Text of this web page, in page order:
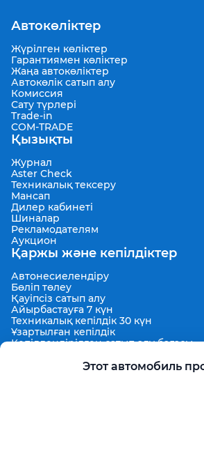
Этот автомобиль
Автокөліктер
Жүрілген көліктер
Гарантиямен көліктер
Жаңа автокөліктер
Автокөлік сатып алу
Комиссия
Сату түрлері
Trade-in
COM-TRADE
Қызықты
Журнал
Aster Check
Техникалық тексеру
Мансап
Дилер кабинеті
Шиналар
Рекламодателям
Аукцион
Қаржы және кепілдіктер
Автонесиелендіру
Бөліп төлеу
Қауіпсіз сатып алу
Айырбастауға 7 күн
Техникалық кепілдік 30 күн
Ұзартылған кепілдік
Кепілдендірілген сатып алу бағасы